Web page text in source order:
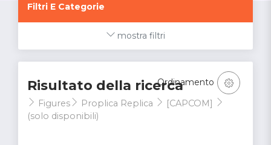
Filtri E Categorie
mostra filtri
Risultato della ricerca
Figures Proplica Replica
[CAPCOM]
(solo disponibili)
Ordinamento